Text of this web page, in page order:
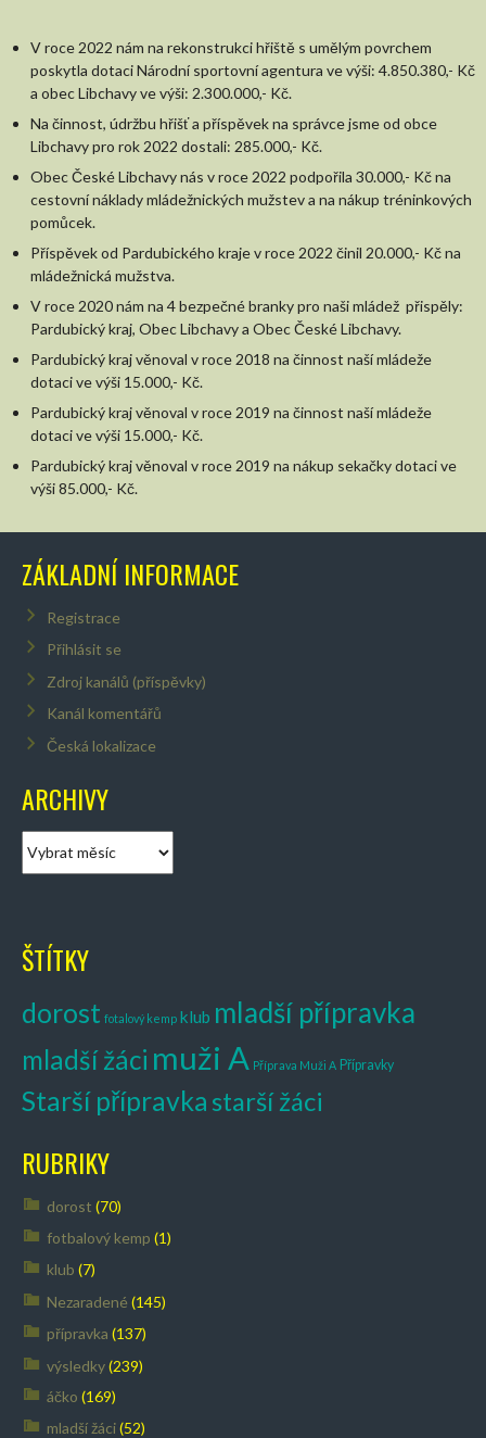
V roce 2022 nám na rekonstrukci hřiště s umělým povrchem
poskytla dotaci Národní sportovní agentura ve výši: 4.850.380,- Kč
a obec Libchavy ve výši: 2.300.000,- Kč.
Na činnost, údržbu hřišť a příspěvek na správce jsme od obce
Libchavy pro rok 2022 dostali: 285.000,- Kč.
Obec České Libchavy nás v roce 2022 podpořila 30.000,- Kč na
cestovní náklady mládežnických mužstev a na nákup tréninkových
pomůcek.
Příspěvek od Pardubického kraje v roce 2022 činil 20.000,- Kč na
mládežnická mužstva.
V roce 2020 nám na 4 bezpečné branky pro naši mládež přispěly:
Pardubický kraj, Obec Libchavy a Obec České Libchavy.
Pardubický kraj věnoval v roce 2018 na činnost naší mládeže
dotaci ve výši 15.000,- Kč.
Pardubický kraj věnoval v roce 2019 na činnost naší mládeže
dotaci ve výši 15.000,- Kč.
Pardubický kraj věnoval v roce 2019 na nákup sekačky dotaci ve
výši 85.000,- Kč.
ZÁKLADNÍ INFORMACE
Registrace
Přihlásit se
Zdroj kanálů (příspěvky)
Kanál komentářů
Česká lokalizace
ARCHIVY
v
ŠTÍTKY
dorost fotalový kemp klub mladší přípravka
mladší žáci muži A Příprava Muži A Přípravky
Starší přípravka starší žáci
RUBRIKY
dorost (70)
fotbalový kemp (1)
klub (7)
Nezaradené (145)
přípravka (137)
výsledky(239)
áčko (169)
mladší žáci(52)